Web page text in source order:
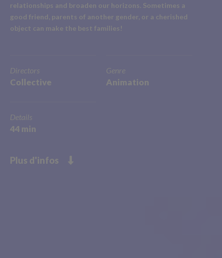
relationships and broaden our horizons. Sometimes a
good friend, parents of another gender, or a cherished
object can make the best families!
Directors
Collective
Genre
Animation
Details
44 min
Plus d'infos